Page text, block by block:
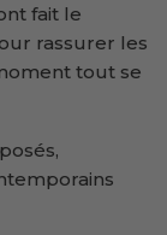
fait le
rassurer les
tout se